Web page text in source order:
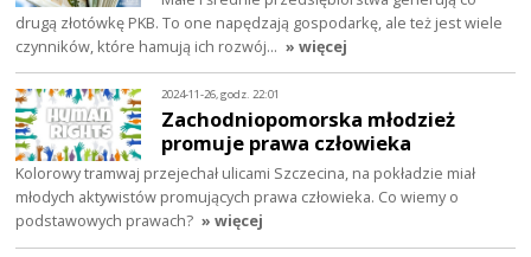
drugą złotówkę PKB. To one napędzają gospodarkę, ale też jest wiele
czynników, które hamują ich rozwój… » więcej
2024-11-26, godz. 22:01
Zachodniopomorska młodzież
promuje prawa człowieka
Kolorowy tramwaj przejechał ulicami Szczecina, na pokładzie miał
młodych aktywistów promujących prawa człowieka. Co wiemy o
podstawowych prawach? » więcej